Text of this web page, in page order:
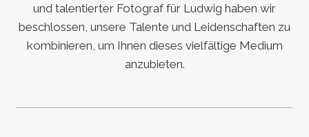
und talentierter Fotograf für Ludwig haben wir
beschlossen, unsere Talente und Leidenschaften zu
kombinieren, um Ihnen dieses vielfältige Medium
anzubieten.